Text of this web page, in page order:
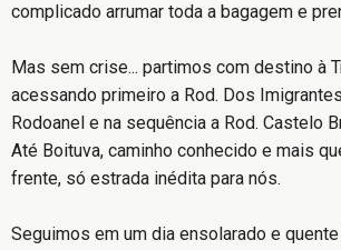
complicado arrumar toda a bagagem e
Mas sem crise... partimos com destino à
acessando primeiro a Rod. Dos
Rodoanel e na sequência a Rod. Castelo
Até Boituva, caminho conhecido e mais
frente, só estrada inédita para nós.
Seguimos em um dia ensolarado e quente